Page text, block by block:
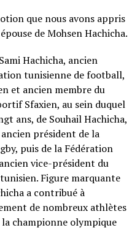
que nous avons appris
de Mohsen Hachicha.
Hachicha, ancien
tunisienne de football,
et ancien membre du
Sfaxien, au sein duquel
ans, de Souhail Hachicha,
président de la
puis de la Fédération
vice-président du
Figure marquante
a contribué à
de nombreux athlètes
championne olympique